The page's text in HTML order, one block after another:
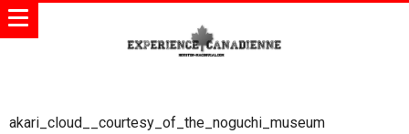
akari_cloud__courtesy_of_the_noguchi_museum